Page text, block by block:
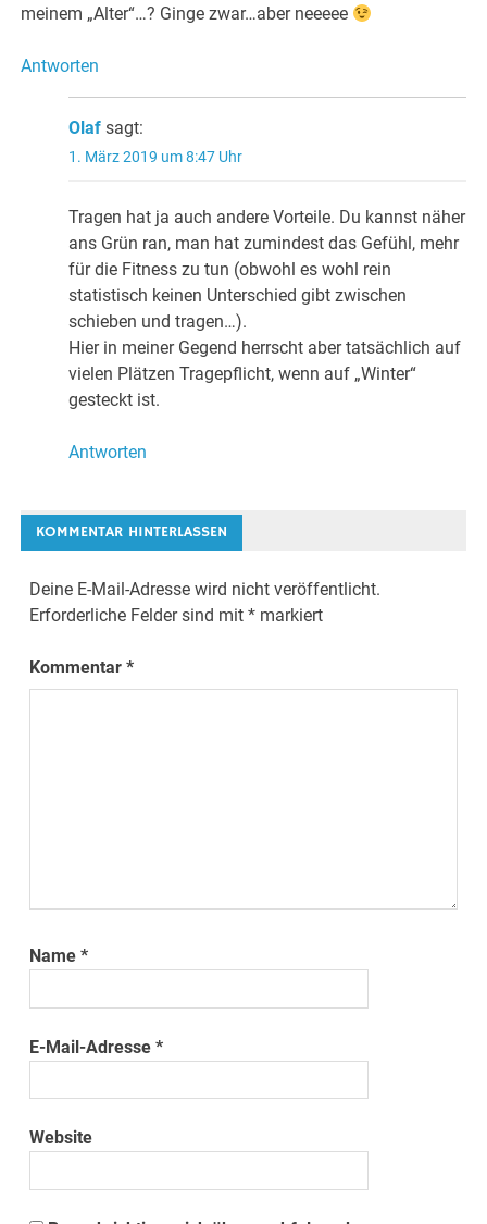
meinem „Alter“…? Ginge zwar…aber neeeee
Antworten
Olaf sagt:
1. März 2019 um 8:47 Uhr
Tragen hat ja auch andere Vorteile. Du kannst näher
ans Grün ran, man hat zumindest das Gefühl, mehr
für die Fitness zu tun (obwohl es wohl rein
statistisch keinen Unterschied gibt zwischen
schieben und tragen…).
Hier in meiner Gegend herrscht aber tatsächlich auf
vielen Plätzen Tragepflicht, wenn auf „Winter“
gesteckt ist.
Antworten
KOMMENTAR HINTERLASSEN
Deine E-Mail-Adresse wird nicht veröffentlicht.
Erforderliche Felder sind mit* markiert
Kommentar*
Name*
E-Mail-Adresse*
Website